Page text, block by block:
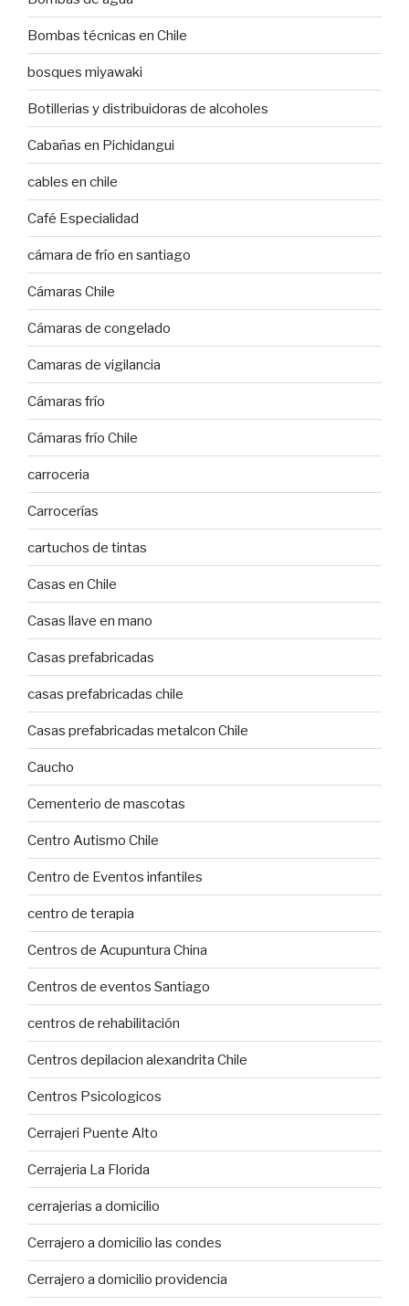
Bombas técnicas en Chile
bosques miyawaki
Botillerias y distribuidoras de alcoholes
Cabañas en Pichidangui
cables en chile
Café Especialidad
cámara de frío en santiago
Cámaras Chile
Cámaras de congelado
Camaras de vigilancia
Cámaras frío
Cámaras frío Chile
carroceria
Carrocerías
cartuchos de tintas
Casas en Chile
Casas llave en mano
Casas prefabricadas
casas prefabricadas chile
Casas prefabricadas metalcon Chile
Caucho
Cementerio de mascotas
Centro Autismo Chile
Centro de Eventos infantiles
centro de terapia
Centros de Acupuntura China
Centros de eventos Santiago
centros de rehabilitación
Centros depilacion alexandrita Chile
Centros Psicologicos
Cerrajeri Puente Alto
Cerrajeria La Florida
cerrajerias a domicilio
Cerrajero a domicilio las condes
Cerrajero a domicilio providencia